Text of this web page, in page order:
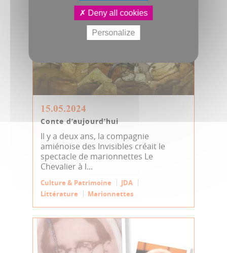
15.05.2024
Conte d’aujourd’hui
Il y a deux ans, la compagnie
amiénoise des Invisibles créait le
spectacle de marionnettes Le
Chevalier à l...
Culture & Patrimoine
JDA
Littérature
Marionnettes
Deny all cookies
Personalize